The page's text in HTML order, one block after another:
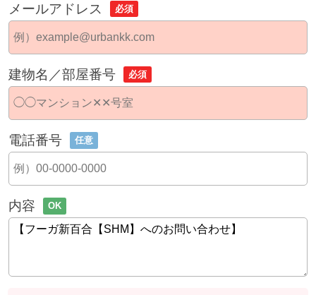
メールアドレス 必須
建物名／部屋番号 必須
電話番号 任意
内容 OK